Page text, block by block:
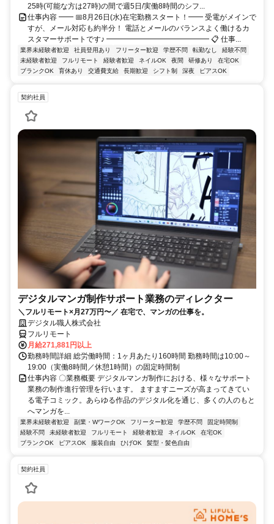
25時(可能な方は27時)の間で週5日/実働8時間のシフ...
仕事内容 ━━ 📅8月26日(水)在宅勤務スタート！━━ 受電がメインで
すが、メール対応も約半分！ 電話とメールのバランスよく働けるカ
スタマーサポートです♪ ━━━━━━━━━━━━━━ 📋 仕事...
業界未経験者歓迎 社員登用あり フリーター歓迎 学歴不問 転勤なし
経験不問
未経験者歓迎
フルリモート 経験者歓迎 ネイルOK 夜間 研修あり
在宅OK
ブランクOK
育休あり 交通費支給 長期歓迎 シフト制 深夜 ピアスOK
契約社員
デジタルマンガ制作サポート業務のディレクター
＼フルリモート×月27万円〜／ 在宅で、マンガの仕事を。
デジタル職人株式会社
フルリモート
月給271,881円以上
勤務時間詳細 総労働時間：1ヶ月あたり160時間 勤務時間は10:00～
19:00（実働8時間／休憩1時間）の固定時間制
仕事内容 〇業務概要 デジタルマンガ制作における、様々なサポート
業務の制作進行管理を行います。 ますますニーズが高まってきてい
る電子コミック。あらゆる作品のデジタル化を通じ、多くの人のもと
へマンガを...
業界未経験者歓迎 副業・WワークOK フリーター歓迎 学歴不問
固定時間制
経験不問
未経験者歓迎 フルリモート 経験者歓迎 ネイルOK
在宅OK
ブランクOK
ピアスOK 服装自由 ひげOK 髪型・髪色自由
契約社員